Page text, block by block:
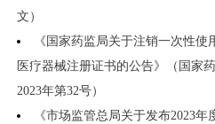
文）
《国家药监局关于注销一次性使
医疗器械注册证书的公告》（国家
2023年第32号）
《市场监管总局关于发布2023年